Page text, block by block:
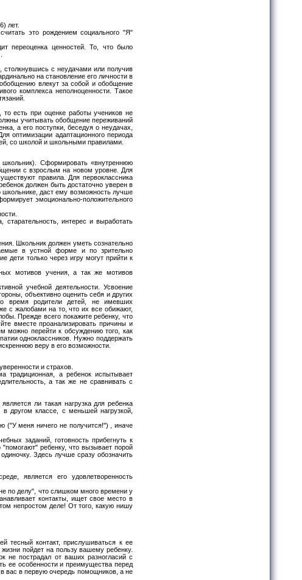
лет.
это рождением социального "Я"
переоценка ценностей. То, что было
с неудачами или получив
на становление его личности в
влекут за собой и обобщение
комплекса неполноценности. Такое
есть при оценке работы учеников не
учитывать обобщение переживаний
а его поступки, беседуя о неудачах,
оптимизации адаптационного периода
со школой и школьными правилами.
Сформировать «внутреннюю
с взрослым на новом уровне. Для
правила. Для первоклассника
должен быть достаточно уверен в
школьнике, даст ему возможность лучше
эмоционально-положительного
старательность, интерес и выработать
Школьник должен уметь сознательно
в устной форме и по зрительно
дети только через игру могут прийти к
мотивов учения, а так же мотивов
учебной деятельности. Усвоение
объективно оценить себя и других
время родители детей, не имевших
с жалобами на то, что их все обижают,
Прежде всего покажите ребенку, что
вместе проанализировать причины и
можно перейти к обсуждению того, как
одноклассников. Нужно поддержать
веру в его возможности.
и страхов.
традиционная, а ребенок испытывает
а так же не сравнивать с
ли такая нагрузка для ребенка
другом классе, с меньшей нагрузкой,
("У меня ничего не получится!") , иначе
заданий, готовность прибегнуть к
ребенку, что вызывает порой
Здесь лучше сразу обозначить
является его удовлетворенность
по делу", что слишком много времени у
контакты, ищет свое место в
непростом деле! От того, какую нишу
тесный контакт, прислушиваться к ее
пойдет на пользу вашему ребенку.
не пострадал от ваших разногласий с
ее особенности и преимущества перед
вас в первую очередь помощников, а не